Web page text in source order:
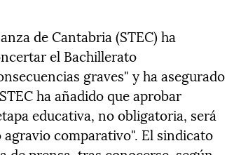
de Cantabria (STEC) ha
el Bachillerato
graves" y ha asegurado
ha añadido que aprobar
educativa, no obligatoria, será
comparativo". El sindicato